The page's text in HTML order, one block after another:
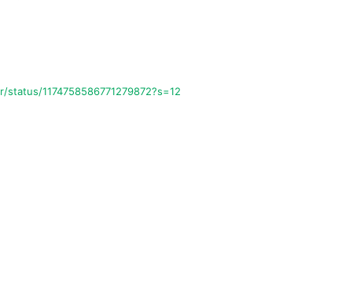
1174758586771279872?s=12